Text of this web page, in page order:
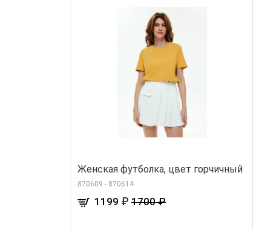
Женская футболка, цвет горчичный
870609 - 870614
1199 ₽ 1700 ₽